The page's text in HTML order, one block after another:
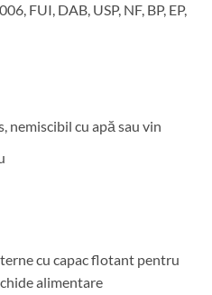
FUI, DAB, USP, NF, BP, EP,
nemiscibil cu apă sau vin
cu capac flotant pentru
alimentare